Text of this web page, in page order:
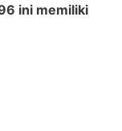
ini memiliki